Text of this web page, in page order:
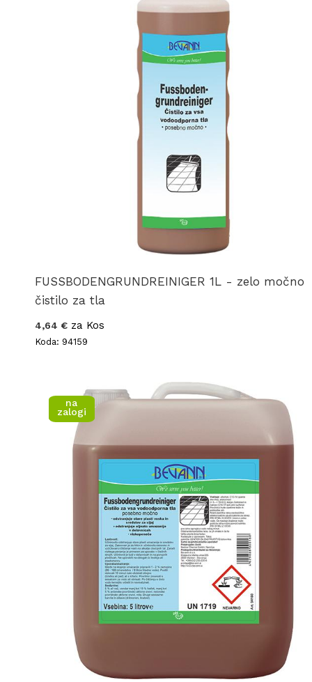
FUSSBODENGRUNDREINIGER 1L - zelo močno
čistilo za tla
4,64 € za Kos
Koda: 94159
na
zalogi